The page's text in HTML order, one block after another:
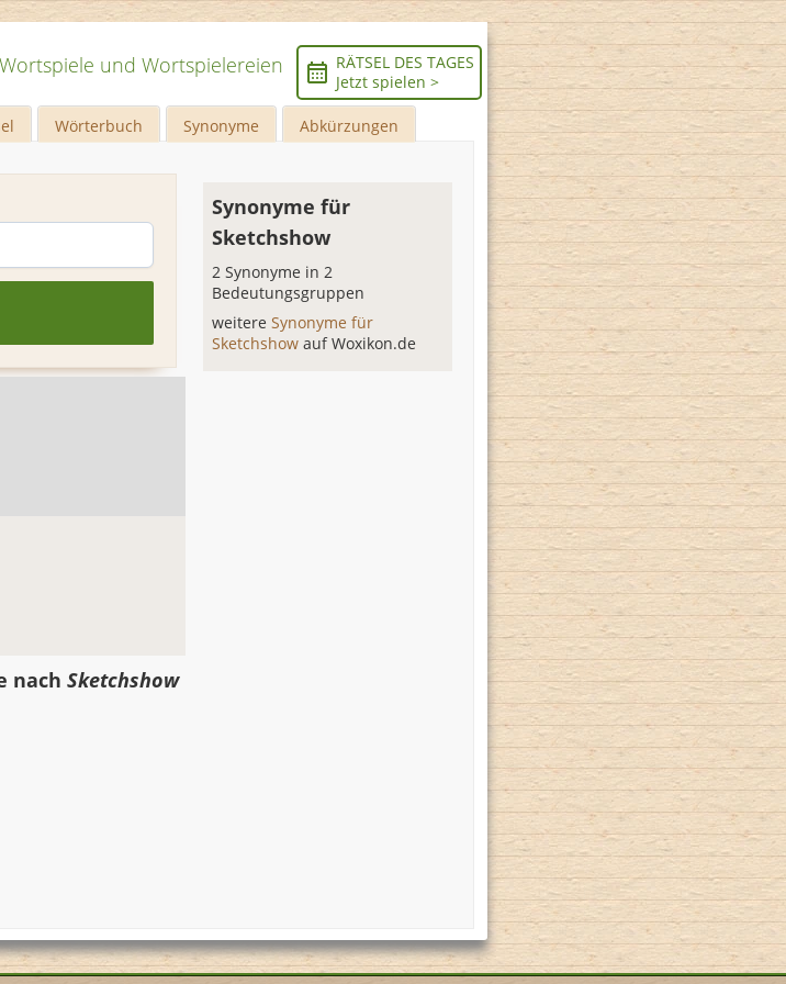
und Wortspielereien
RÄTSEL DES TAGES
Jetzt spielen >
Wörterbuch Synonyme Abkürzungen
Synonyme für
Sketchshow
2 Synonyme in 2
Bedeutungsgruppen
weitereSynonyme für
Sketchshowauf Woxikon.de
nachSketchshow